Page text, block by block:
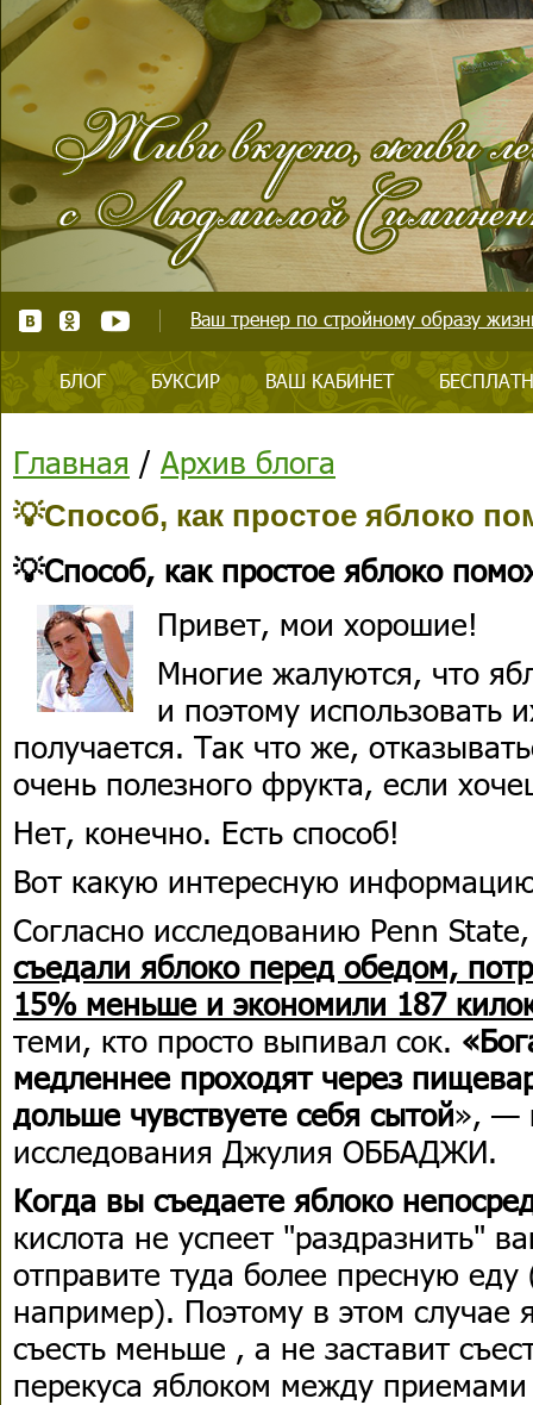
Ваш тренер по стройному образу
БЛОГ БУКСИР ВАШ КАБИНЕТ
Главная / Архив блога
💡Способ, как простое яблоко
💡Способ, как простое яблоко
Привет, мои хорошие!
Многие жалуются, что
и поэтому использовать
получается. Так что же,
очень полезного фрукта, если
Нет, конечно. Есть способ!
Вот какую интересную
Согласно исследованию Penn
съедали яблоко перед обедом,
15% меньше и экономили 187
теми, кто просто выпивал сок.
медленнее проходят через
дольше чувствуете себя сытой», —
исследования Джулия ОББАДЖИ.
Когда вы съедаете яблоко
кислота не успеет "раздразнить"
отправите туда более пресную еду
например). Поэтому в этом случае
съесть меньше , а не заставит
перекуса яблоком между